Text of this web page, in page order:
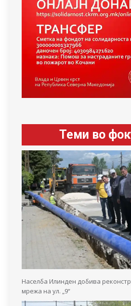
Теми во
Населба Илинден добива
мрежа на ул. „9“